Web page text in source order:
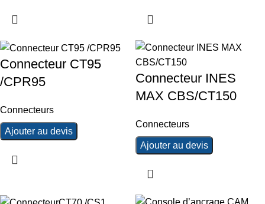
Connecteur CT95
/CPR95
Connecteurs
Ajouter au devis
Connecteur INES
MAX CBS/CT150
Connecteurs
Ajouter au devis